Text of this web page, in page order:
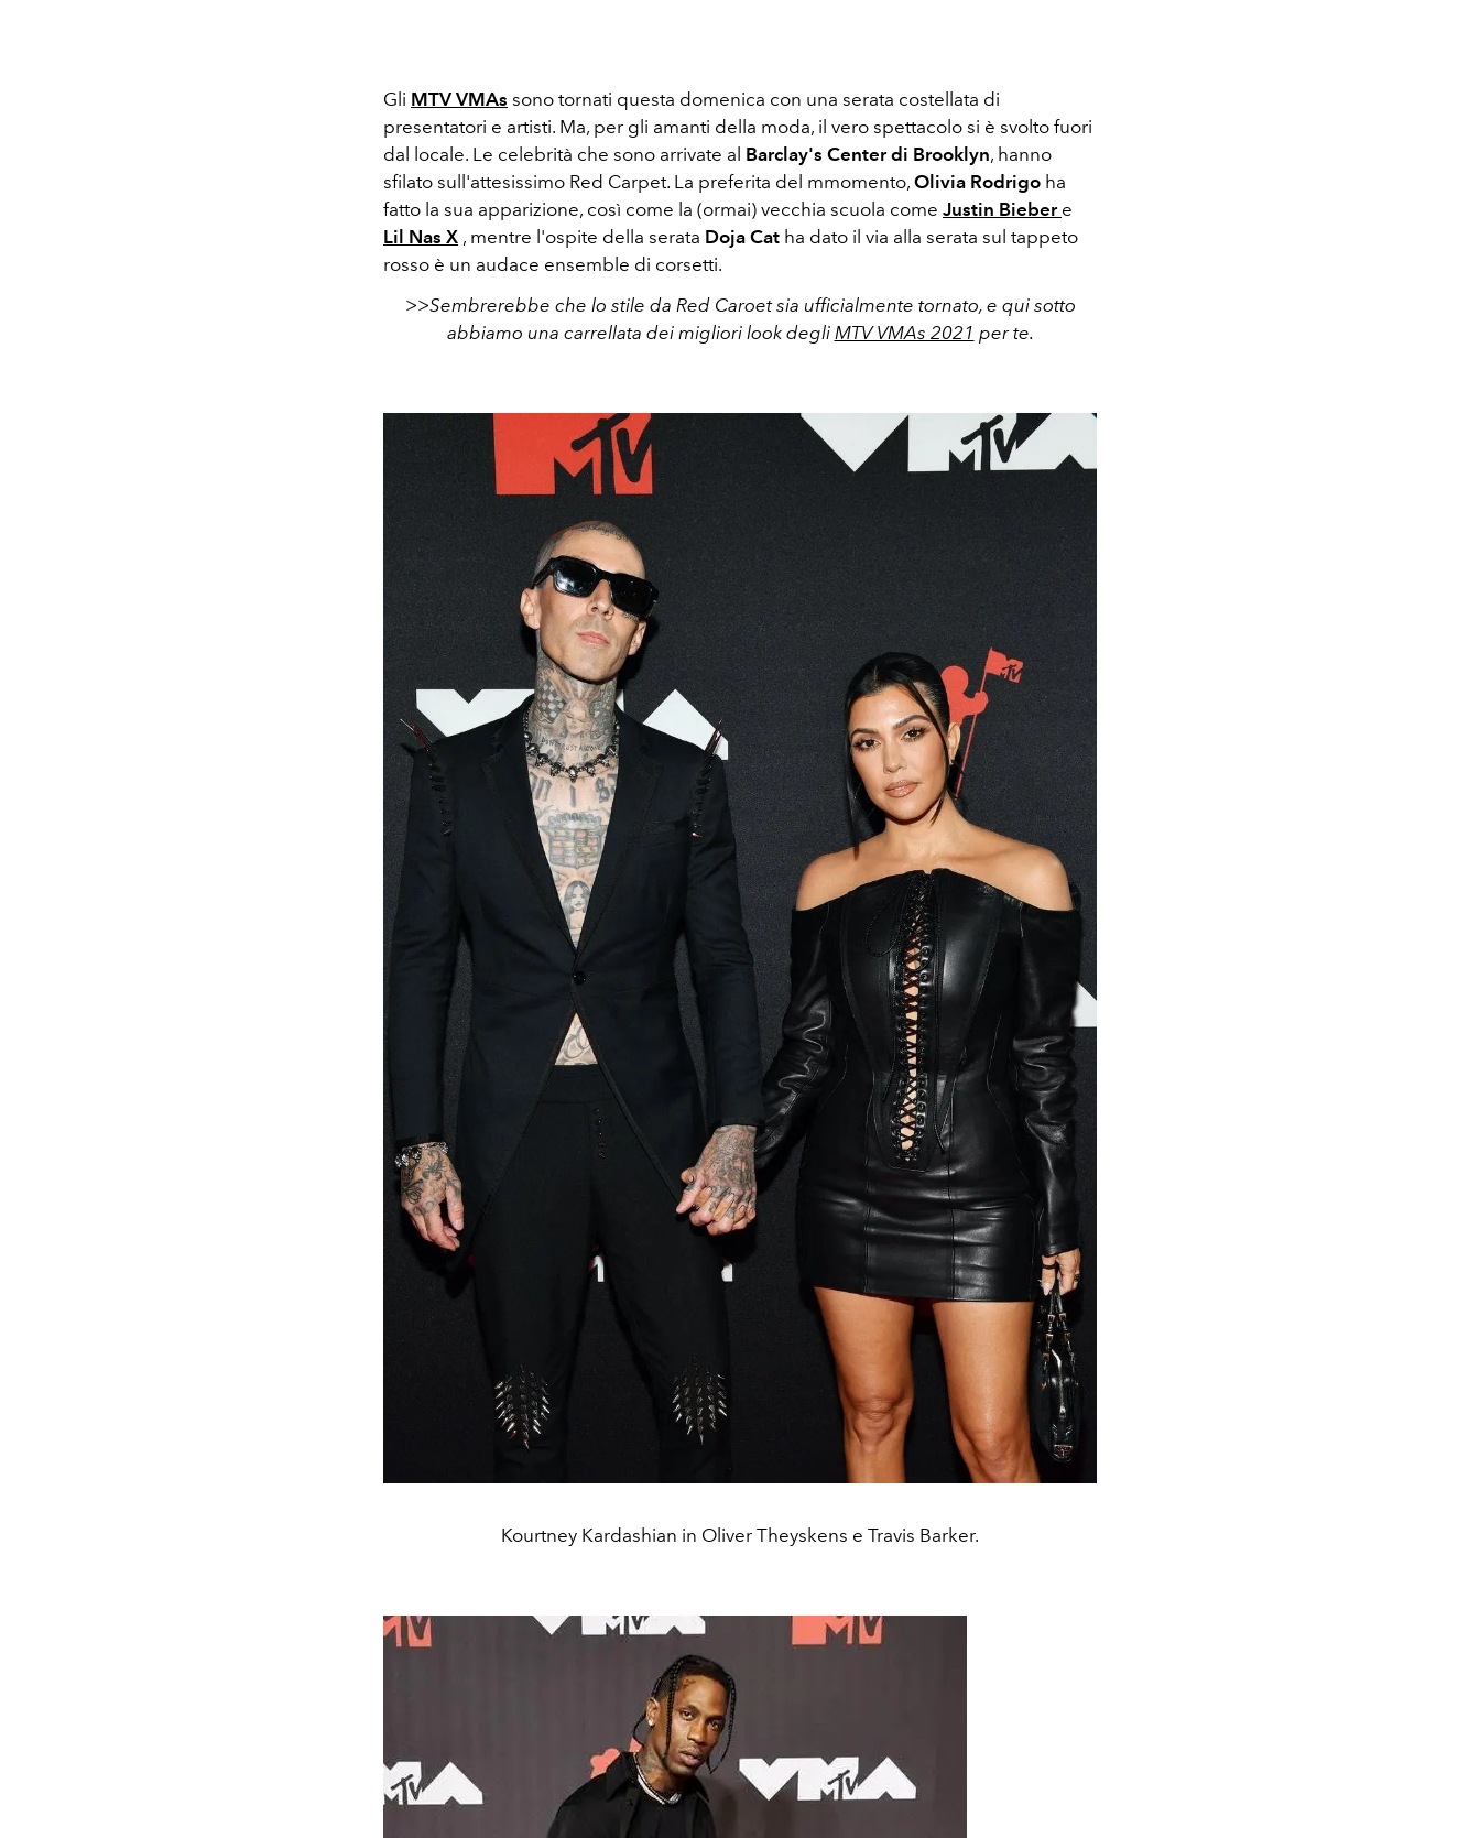
Gli MTV VMAs sono tornati questa domenica con una serata costellata di
presentatori e artisti. Ma, per gli amanti della moda, il vero spettacolo si è svolto fuori
dal locale. Le celebrità che sono arrivate al Barclay's Center di Brooklyn, hanno
sfilato sull'attesissimo Red Carpet. La preferita del mmomento, Olivia Rodrigo ha
fatto la sua apparizione, così come la (ormai) vecchia scuola come Justin Bieber e
Lil Nas X , mentre l'ospite della serata Doja Cat ha dato il via alla serata sul tappeto
rosso è un audace ensemble di corsetti.
>>Sembrerebbe che lo stile da Red Caroet sia ufficialmente tornato, e qui sotto
abbiamo una carrellata dei migliori look degli MTV VMAs 2021 per te.
Kourtney Kardashian in Oliver Theyskens e Travis Barker.